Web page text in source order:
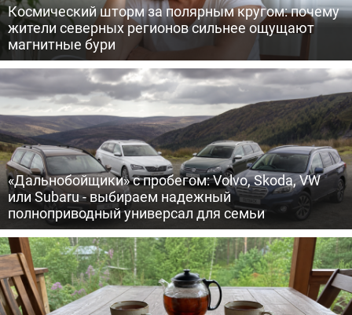
Космический шторм за полярным кругом: почему
жители северных регионов сильнее ощущают
магнитные бури
«Дальнобойщики» с пробегом: Volvo, Skoda, VW
или Subaru - выбираем надежный
полноприводный универсал для семьи